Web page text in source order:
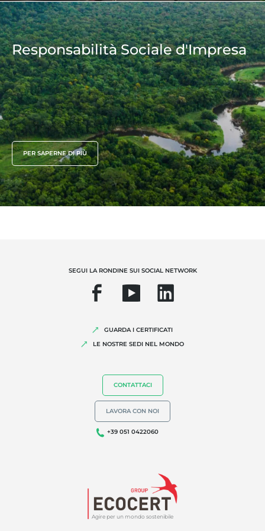
Responsabilità Sociale d'Impresa
PER SAPERNE DI PIÙ
Agire per un mondo sostenibile
SEGUI LA RONDINE SUI SOCIAL NETWORK
GUARDA I CERTIFICATI
LE NOSTRE SEDI NEL MONDO
CONTATTACI
LAVORA CON NOI
+39 051 0422060